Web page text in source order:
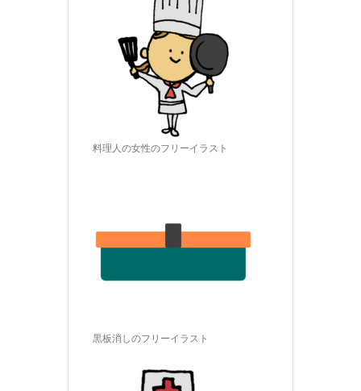
料理人の女性のフリーイラスト
黒板消しのフリーイラスト